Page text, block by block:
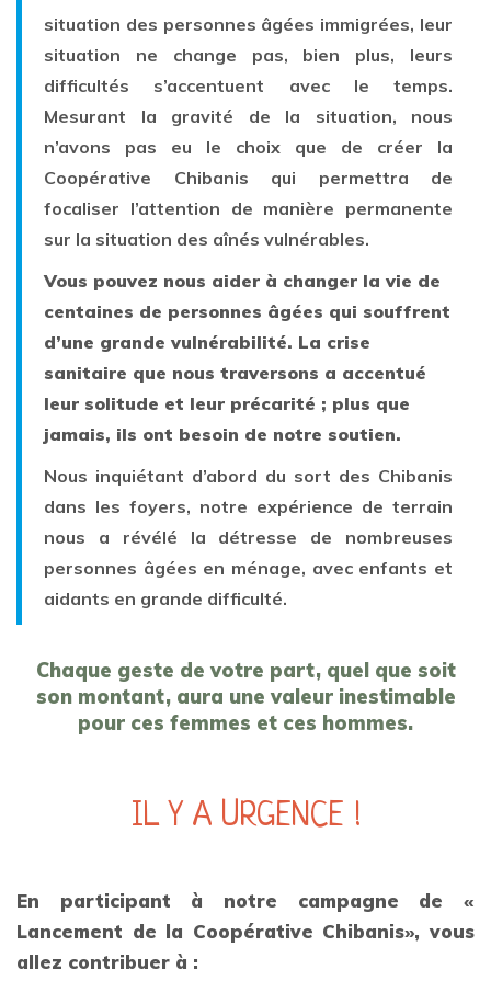
situation des personnes âgées immigrées, leur
situation ne change pas, bien plus, leurs
difficultés s’accentuent avec le temps.
Mesurant la gravité de la situation, nous
n’avons pas eu le choix que de créer la
Coopérative Chibanis qui permettra de
focaliser l’attention de manière permanente
sur la situation des aînés vulnérables.
Vous pouvez nous aider à changer la vie de
centaines de personnes âgées qui souffrent
d’une grande vulnérabilité. La crise
sanitaire que nous traversons a accentué
leur solitude et leur précarité ; plus que
jamais, ils ont besoin de notre soutien.
Nous inquiétant d’abord du sort des Chibanis
dans les foyers, notre expérience de terrain
nous a révélé la détresse de nombreuses
personnes âgées en ménage, avec enfants et
aidants en grande difficulté.
Chaque geste de votre part, quel que soit
son montant, aura une valeur inestimable
pour ces femmes et ces hommes.
IL Y A URGENCE !
En participant à notre campagne de «
Lancement de la Coopérative Chibanis», vous
allez contribuer à :